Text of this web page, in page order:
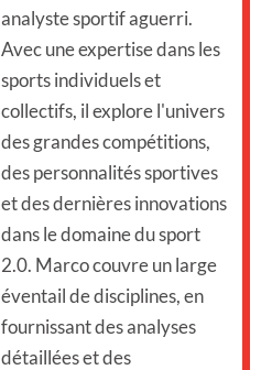
analyste sportif aguerri.
Avec une expertise dans les
sports individuels et
collectifs, il explore l'univers
des grandes compétitions,
des personnalités sportives
et des dernières innovations
dans le domaine du sport
2.0. Marco couvre un large
éventail de disciplines, en
fournissant des analyses
détaillées et des